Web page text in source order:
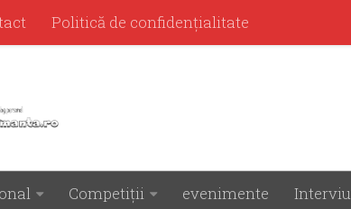
Politică de confidenţialitate
Competiţii evenimente Interviu